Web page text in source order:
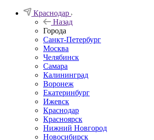
Краснодар
Назад
Города
Санкт-Петербург
Москва
Челябинск
Самара
Калининград
Воронеж
Екатеринбург
Ижевск
Краснодар
Красноярск
Нижний Новгород
Новосибирск